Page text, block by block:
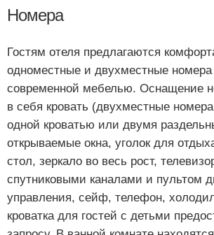
Номера
Гостям отеля предлагаются
одноместные и двухместные
современной мебелью. Оснащение
в себя кровать (двухместные
одной кроватью или двумя
открываемые окна, уголок для
стол, зеркало во весь рост,
спутниковыми каналами и пультом
управления, сейф, телефон,
кроватка для гостей с детьми